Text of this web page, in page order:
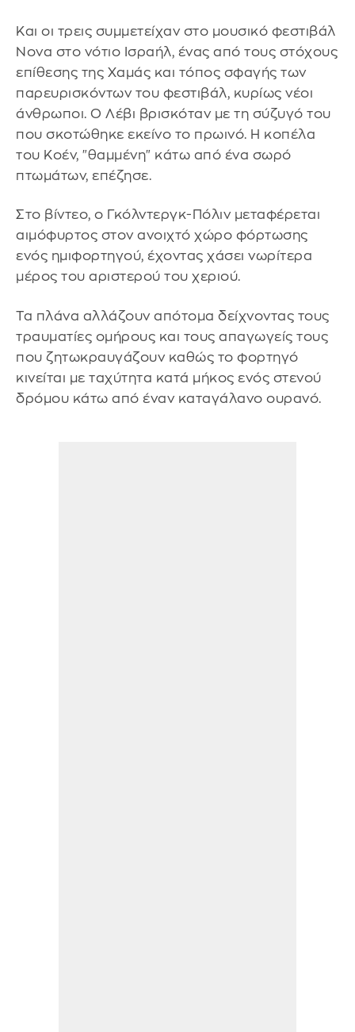
Και οι τρεις συμμετείχαν στο μουσικό φεστιβάλ
Nova στο νότιο Ισραήλ, ένας από τους στόχους
επίθεσης της Χαμάς και τόπος σφαγής των
παρευρισκόντων του φεστιβάλ, κυρίως νέοι
άνθρωποι. Ο Λέβι βρισκόταν με τη σύζυγό του
που σκοτώθηκε εκείνο το πρωινό. Η κοπέλα
του Κοέν, "θαμμένη" κάτω από ένα σωρό
πτωμάτων, επέζησε.
Στο βίντεο, ο Γκόλντεργκ-Πόλιν μεταφέρεται
αιμόφυρτος στον ανοιχτό χώρο φόρτωσης
ενός ημιφορτηγού, έχοντας χάσει νωρίτερα
μέρος του αριστερού του χεριού.
Τα πλάνα αλλάζουν απότομα δείχνοντας τους
τραυματίες ομήρους και τους απαγωγείς τους
που ζητωκραυγάζουν καθώς το φορτηγό
κινείται με ταχύτητα κατά μήκος ενός στενού
δρόμου κάτω από έναν καταγάλανο ουρανό.